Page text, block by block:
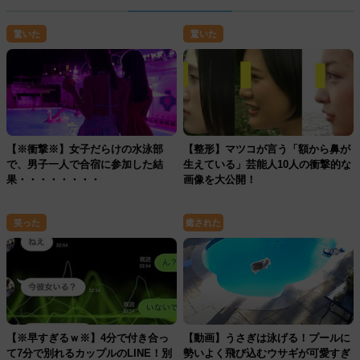
驚いた
【※衝撃※】女子だらけの水泳部
で、男子一人で合宿に参加した結
果・・・・・・・・
驚いた
【整形】マツコが言う「額から鼻が
生えている」芸能人10人の衝撃的な
画像を大公開！
笑った
【※早すぎるｗ※】4分で付き合っ
て7分で別れるカップルのLINE！別
癒された
【動画】うさぎは泳げる！プールに
勢いよく飛び込むウサギが可愛すぎ